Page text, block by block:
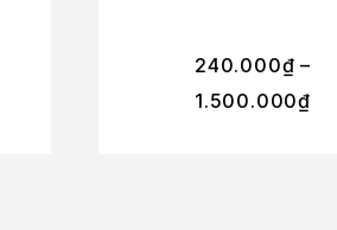
240.000₫ –
1.500.000₫